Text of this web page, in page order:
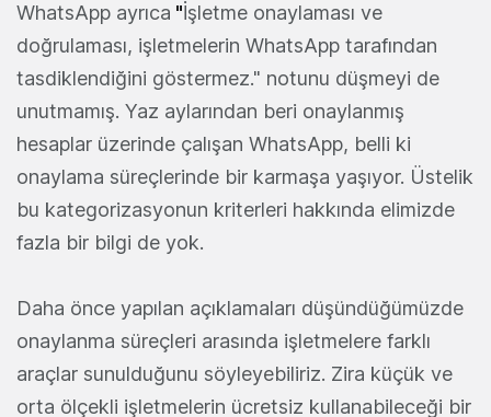
WhatsApp ayrıca "İşletme onaylaması ve
doğrulaması, işletmelerin WhatsApp tarafından
tasdiklendiğini göstermez." notunu düşmeyi de
unutmamış. Yaz aylarından beri onaylanmış
hesaplar üzerinde çalışan WhatsApp, belli ki
onaylama süreçlerinde bir karmaşa yaşıyor. Üstelik
bu kategorizasyonun kriterleri hakkında elimizde
fazla bir bilgi de yok.
Daha önce yapılan açıklamaları düşündüğümüzde
onaylanma süreçleri arasında işletmelere farklı
araçlar sunulduğunu söyleyebiliriz. Zira küçük ve
orta ölçekli işletmelerin ücretsiz kullanabileceği bir